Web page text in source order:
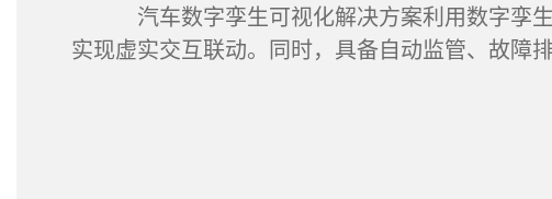
汽车数字孪生可视化解决方案利用数字孪生
实现虚实交互联动。同时，具备自动监管、故障